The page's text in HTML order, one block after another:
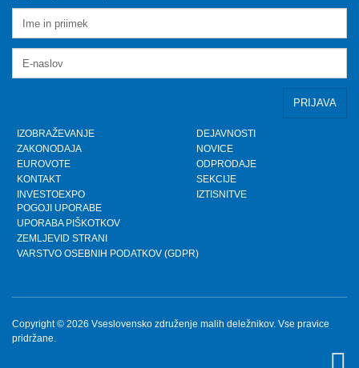
VZMD na Odboru za finance DZ RS s predlogi
Petek, 10.5.2024
www.kolektivno-varstvo.si -- Izjava mag. Kristjan
Verbič, predsednik VZMD: Halo, operater! Bodi fer.
Torek, 26.3.2024
HALO, OPERATER! BODI FER.
IZOBRAŽEVANJE
ZAKONODAJA
EUROVOTE
KONTAKT
INVESTOEXPO
DEJAVNOSTI
NOVICE
ODPRODAJE
SEKCIJE
IZTISNITVE
POGOJI UPORABE
UPORABA PIŠKOTKOV
ZEMLJEVID STRANI
VARSTVO OSEBNIH PODATKOV (GDPR)
Copyright © 2026 Vseslovensko združenje malih deležnikov. Vse pravice
pridržane.